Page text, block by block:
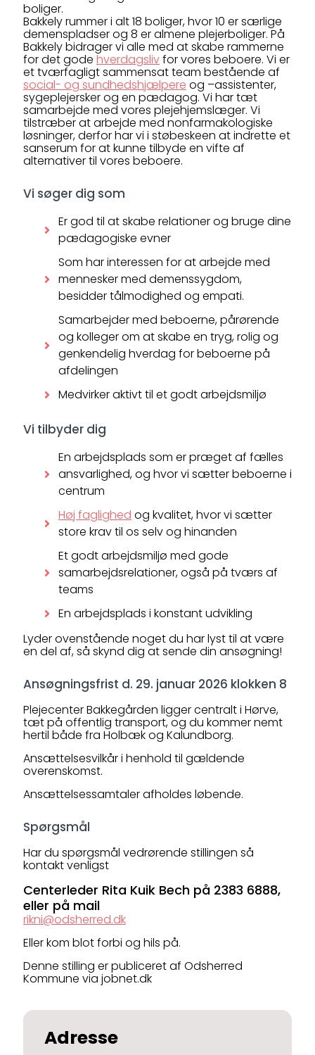
boliger.
Bakkely rummer i alt 18 boliger, hvor 10 er særlige
demenspladser og 8 er almene plejerboliger. På
Bakkely bidrager vi alle med at skabe rammerne
for det gode hverdagslivfor vores beboere. Vi er
et tværfagligt sammensat team bestående af
social- og sundhedshjælpere og –assistenter,
sygeplejersker og en pædagog. Vi har tæt
samarbejde med vores plejehjemslæger. Vi
tilstræber at arbejde med nonfarmakologiske
løsninger, derfor har vi i støbeskeen at indrette et
sanserum for at kunne tilbyde en vifte af
alternativer til vores beboere.
Vi søger dig som
Er god til at skabe relationer og bruge dine
pædagogiske evner
Som har interessen for at arbejde med
mennesker med demenssygdom,
besidder tålmodighed og empati.
Samarbejder med beboerne, pårørende
og kolleger om at skabe en tryg, rolig og
genkendelig hverdag for beboerne på
afdelingen
Medvirker aktivt til et godt arbejdsmiljø
Vi tilbyder dig
En arbejdsplads som er præget af fælles
ansvarlighed, og hvor vi sætter beboerne i
centrum
Høj faglighed og kvalitet, hvor vi sætter
store krav til os selv og hinanden
Et godt arbejdsmiljø med gode
samarbejdsrelationer, også på tværs af
teams
En arbejdsplads i konstant udvikling
Lyder ovenstående noget du har lyst til at være
en del af, så skynd dig at sende din ansøgning!
Ansøgningsfrist d. 29. januar 2026 klokken 8
Plejecenter Bakkegården ligger centralt i Hørve,
tæt på offentlig transport, og du kommer nemt
hertil både fra Holbæk og Kalundborg.
Ansættelsesvilkår i henhold til gældende
overenskomst.
Ansættelsessamtaler afholdes løbende.
Spørgsmål
Har du spørgsmål vedrørende stillingen så
kontakt venligst
Centerleder Rita Kuik Bech på 2383 6888,
eller på mail
rikni@odsherred.dk
Eller kom blot forbi og hils på.
Denne stilling er publiceret af Odsherred
Kommune via jobnet.dk
Adresse